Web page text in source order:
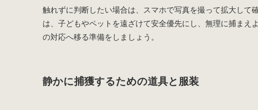
触れずに判断したい場合は、スマホで写真を撮って拡大して
は、子どもやペットを遠ざけて安全優先にし、無理に捕まえ
の対応へ移る準備をしましょう。
静かに捕獲するための道具と服装